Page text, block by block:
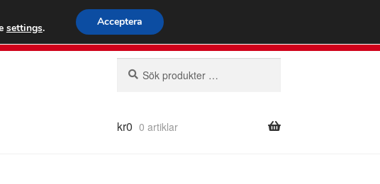
Världsomspännande frakt
Ring 766 924 713mån-fre 9-16
efter:
kr0 0 artiklar
settings. Acceptera